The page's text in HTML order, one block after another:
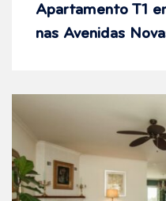
Apartamento T1
nas Avenidas